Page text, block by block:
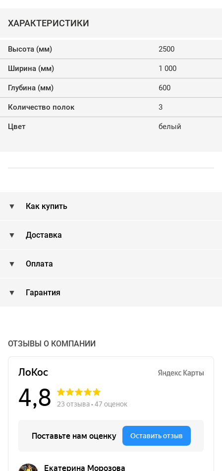
ХАРАКТЕРИСТИКИ
Высота (мм) 2500
Ширина (мм) 1 000
Глубина (мм) 600
Количество полок 3
Цвет белый
Как купить
Доставка
Оплата
Гарантия
ОТЗЫВЫ О КОМПАНИИ